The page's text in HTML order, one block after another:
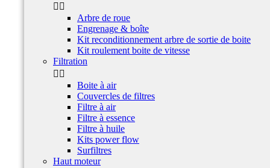
 
Arbre de roue
Engrenage & boîte
Kit reconditionnement arbre de sortie de boite
Kit roulement boite de vitesse
Filtration
 
Boite à air
Couvercles de filtres
Filtre à air
Filtre à essence
Filtre à huile
Kits power flow
Surfiltres
Haut moteur